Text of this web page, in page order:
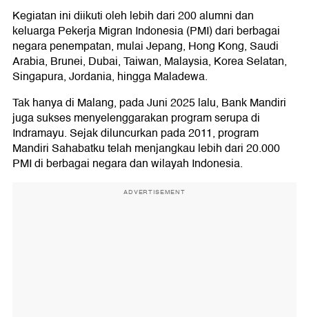
Kegiatan ini diikuti oleh lebih dari 200 alumni dan
keluarga Pekerja Migran Indonesia (PMI) dari berbagai
negara penempatan, mulai Jepang, Hong Kong, Saudi
Arabia, Brunei, Dubai, Taiwan, Malaysia, Korea Selatan,
Singapura, Jordania, hingga Maladewa.
Tak hanya di Malang, pada Juni 2025 lalu, Bank Mandiri
juga sukses menyelenggarakan program serupa di
Indramayu. Sejak diluncurkan pada 2011, program
Mandiri Sahabatku telah menjangkau lebih dari 20.000
PMI di berbagai negara dan wilayah Indonesia.
ADVERTISEMENT